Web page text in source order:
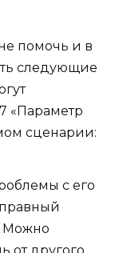
помочь и в
следующие
«Параметр
сценарии:
с его
Можно